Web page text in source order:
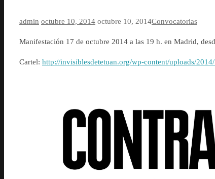
admin octubre 10, 2014 octubre 10, 2014Convocatorias
Manifestación 17 de octubre 2014 a las 19 h. en Madrid,
Cartel: http://invisiblesdetetuan.org/wp-content/uploads/